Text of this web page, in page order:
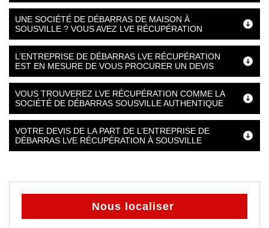
UNE SOCIÉTÉ DE DÉBARRAS DE MAISON À
SOUSVILLE ? VOUS AVEZ LVE RÉCUPÉRATION
L’ENTREPRISE DE DÉBARRAS LVE RÉCUPÉRATION
EST EN MESURE DE VOUS PROCURER UN DEVIS
VOUS TROUVEREZ LVE RÉCUPÉRATION COMME LA
SOCIÉTÉ DE DÉBARRAS SOUSVILLE AUTHENTIQUE
VOTRE DEVIS DE LA PART DE L’ENTREPRISE DE
DÉBARRAS LVE RÉCUPÉRATION À SOUSVILLE
Nous localiser